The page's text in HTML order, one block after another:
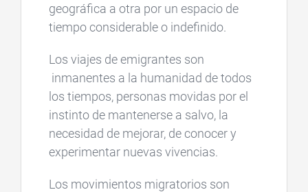
geográfica a otra por un espacio de
tiempo considerable o indefinido.
Los viajes de emigrantes son
inmanentes a la humanidad de todos
los tiempos, personas movidas por el
instinto de mantenerse a salvo, la
necesidad de mejorar, de conocer y
experimentar nuevas vivencias.
Los movimientos migratorios son